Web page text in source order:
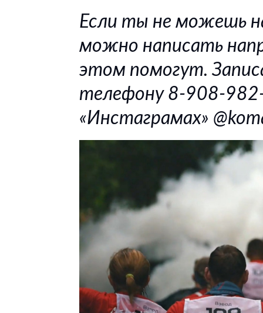
Если ты не можешь
можно написать
этом помогут.
телефону 8-908-
«Инстаграмах»